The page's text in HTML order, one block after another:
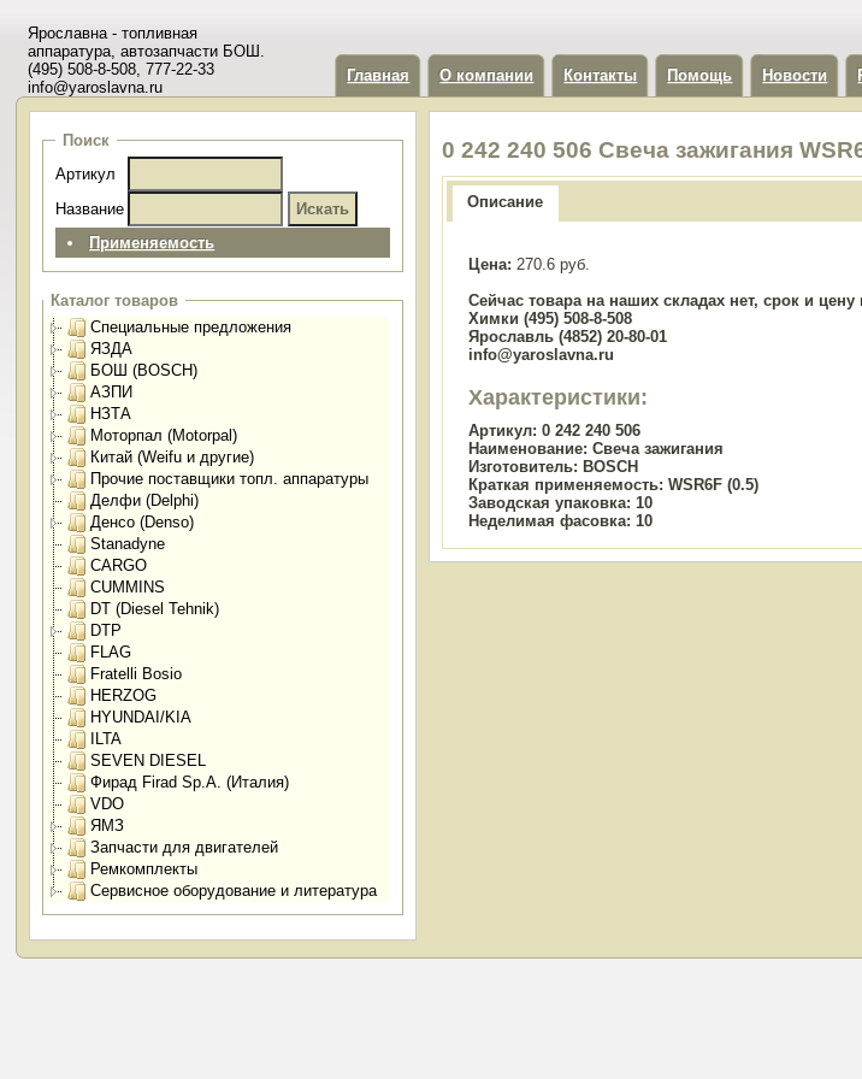
Ярославна - топливная
аппаратура, автозапчасти БОШ.
(495) 508-8-508, 777-22-33
info@yaroslavna.ru
Главная О компании Контакты Помощь Новости
Поиск
Артикул
Название
Применяемость
Каталог товаров
Специальные предложения
ЯЗДА
БОШ (BOSCH)
АЗПИ
НЗТА
Моторпал (Motorpal)
Китай (Weifu и другие)
Прочие поставщики топл. аппаратуры
Делфи (Delphi)
Денсо (Denso)
Stanadyne
CARGO
CUMMINS
DT (Diesel Tehnik)
DTP
FLAG
Fratelli Bosio
HERZOG
HYUNDAI/KIA
ILTA
SEVEN DIESEL
Фирад Firad Sp.A. (Италия)
VDO
ЯМЗ
Запчасти для двигателей
Ремкомплекты
Сервисное оборудование и литература
0 242 240 506 Свеча зажигания
Описание
Цена: 270.6 руб.
Сейчас товара на наших складах нет, срок и
Химки (495) 508-8-508
Ярославль (4852) 20-80-01
info@yaroslavna.ru
Характеристики:
Артикул: 0 242 240 506
Наименование: Свеча зажигания
Изготовитель: BOSCH
Краткая применяемость: WSR6F (0.5)
Заводская упаковка: 10
Неделимая фасовка: 10